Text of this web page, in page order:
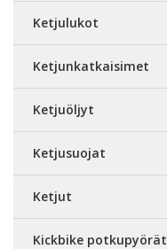
Ketjulukot
Ketjunkatkaisimet
Ketjuöljyt
Ketjusuojat
Ketjut
Kickbike potkupyörät